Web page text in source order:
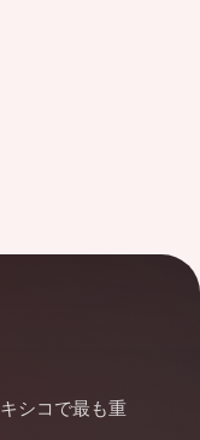
シコで最も重